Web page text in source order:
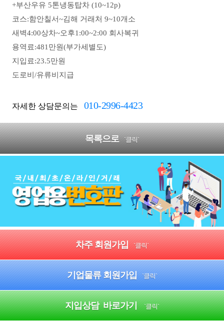
+부산우유 5톤냉동탑차 (10~12p)
코스:함안칠서~김해 거래처 9~10개소
새벽4:00상차~오후1:00~2:00 회사복귀
용역료:481만원(부가세별도)
지입료:23.5만원
도로비/유류비지급
자세한 상담문의는 010-2996-4423
목록으로 `클릭`
차주 회원가입 `클릭`
기업물류 회원가입 `클릭`
지입상담 바로가기 `클릭`